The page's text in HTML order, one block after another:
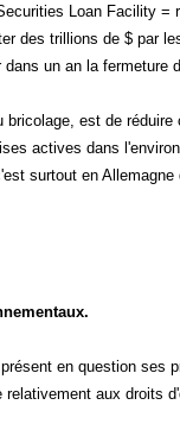
Loan Facility
des trillions de $ par
un an la fermeture
bricolage, est de
actives dans
surtout en
en question ses
aux droits